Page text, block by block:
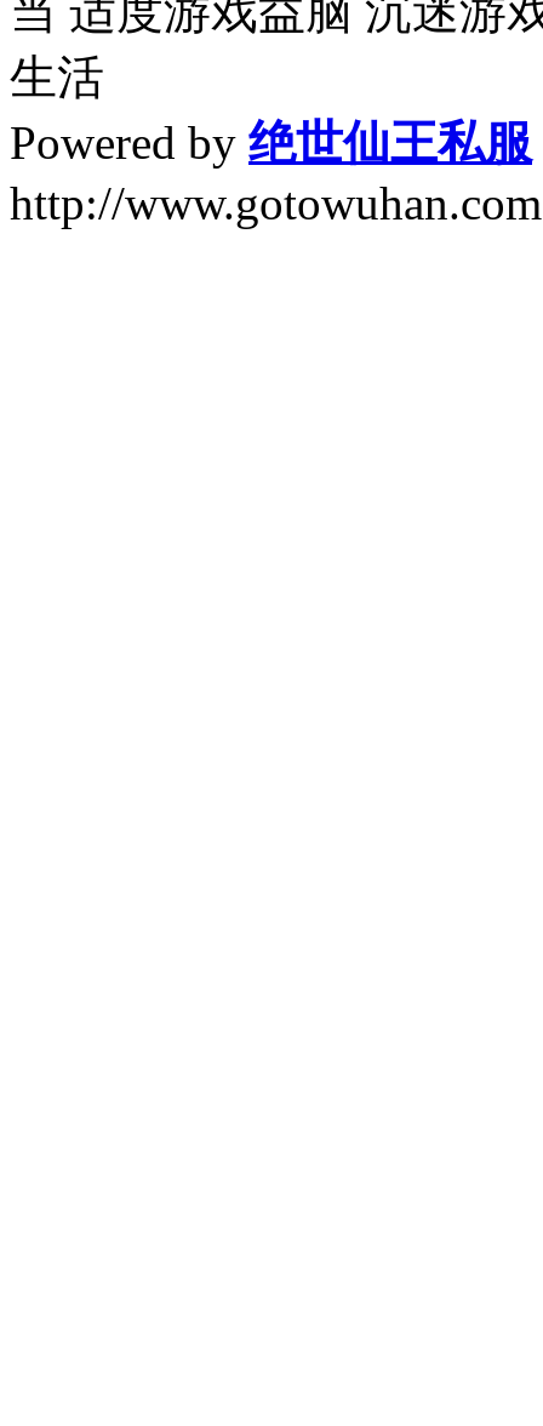
当 适度游戏益脑 沉迷游
生活
Powered by 绝世仙王私服
http://